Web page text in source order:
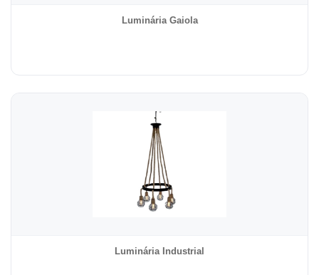
Luminária Gaiola
Luminária Industrial